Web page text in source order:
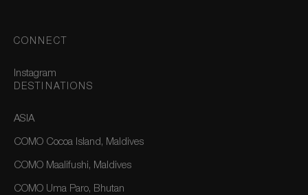
CONNECT
Instagram
DESTINATIONS
ASIA
COMO Cocoa Island, Maldives
COMO Maalifushi, Maldives
COMO Uma Paro, Bhutan